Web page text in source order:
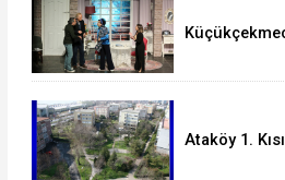
Ataköy 1.